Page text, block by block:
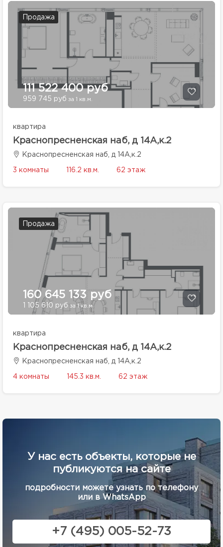
Продажа
111 522 400 руб
959 745 руб за 1 кв.м.
квартира
Краснопресненская наб, д 14А,к.2
Краснопресненская наб, д 14А,к.2
3 комнаты 116.2 кв.м. 62 этаж
Продажа
160 645 133 руб
1 105 610 руб за 1 кв.м.
квартира
Краснопресненская наб, д 14А,к.2
Краснопресненская наб, д 14А,к.2
4 комнаты 145.3 кв.м. 62 этаж
У нас есть объекты, которые не
публикуются на сайте
подробности можете узнать по телефону
или в WhatsApp
+7 (495) 005-52-73